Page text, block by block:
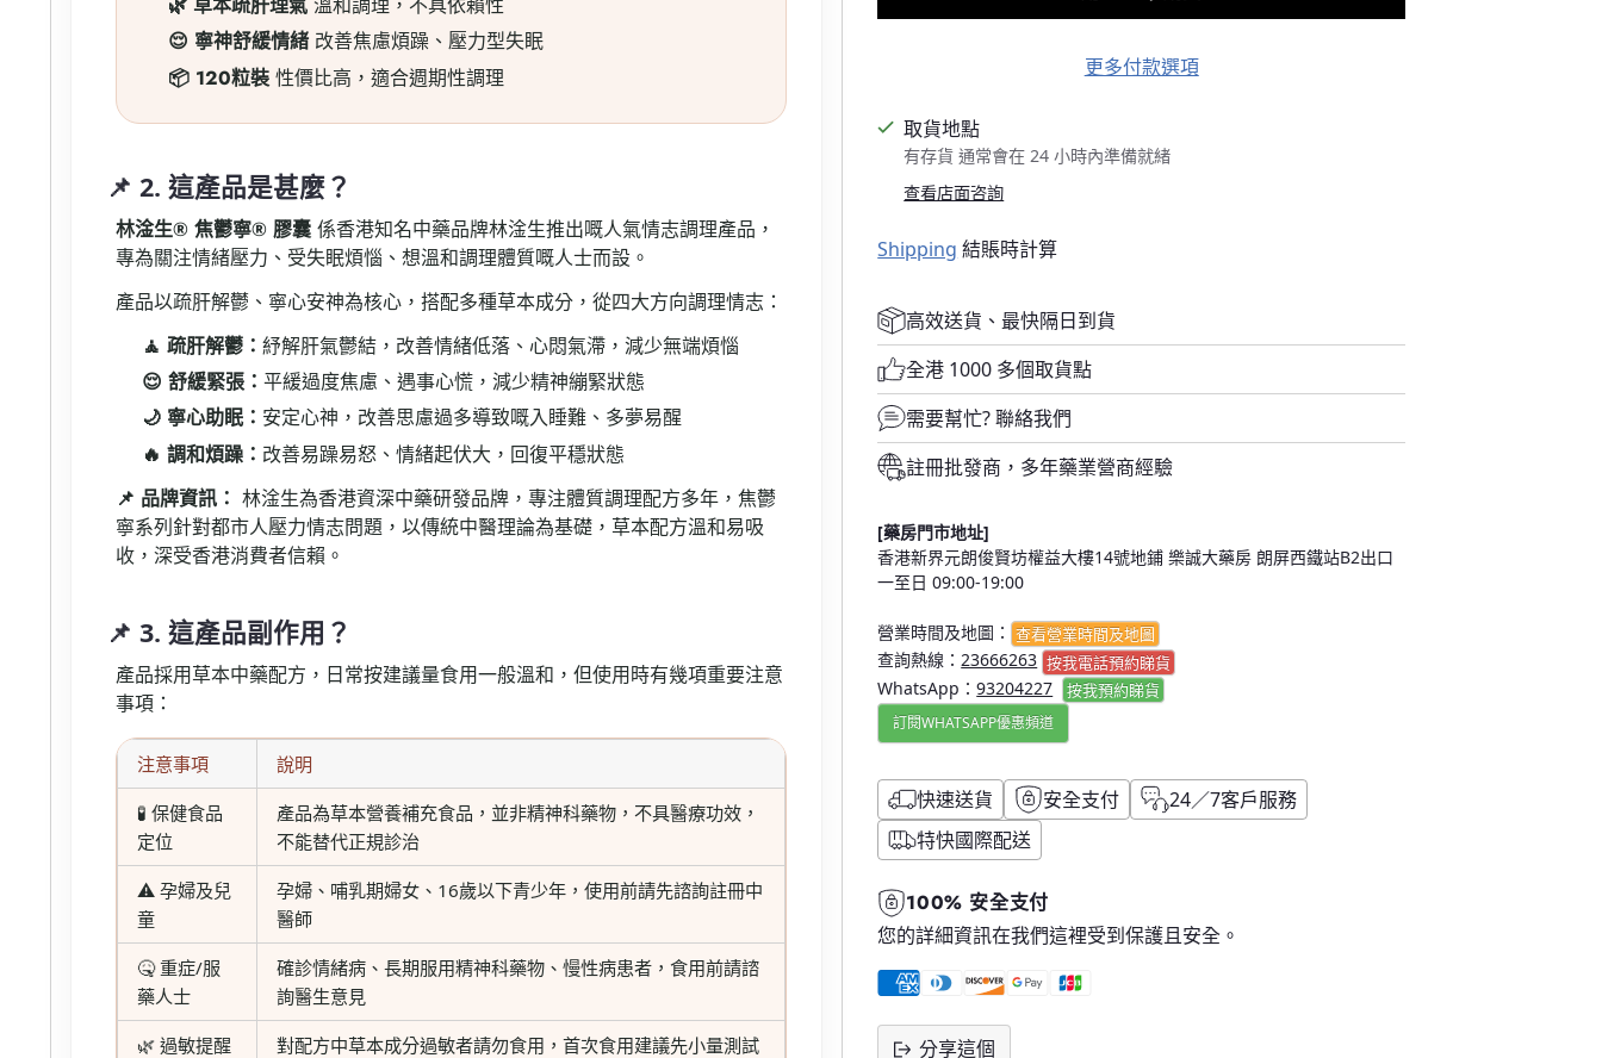
😌 寧神舒緩情緒改善焦慮煩躁、壓力型失眠
📦 120粒裝性價比高，適合週期性調理
📌 2. 這產品是甚麼？
林淦生® 焦鬱寧® 膠囊係香港知名中藥品牌林淦生推出嘅人氣情志調理產品，
專為關注情緒壓力、受失眠煩惱、想溫和調理體質嘅人士而設。
產品以疏肝解鬱、寧心安神為核心，搭配多種草本成分，從四大方向調理情志：
🧘 疏肝解鬱：紓解肝氣鬱結，改善情緒低落、心悶氣滯，減少無端煩惱
😌 舒緩緊張：平緩過度焦慮、遇事心慌，減少精神繃緊狀態
🌙 寧心助眠： 安定心神，改善思慮過多導致嘅入睡難、多夢易醒
🔥 調和煩躁： 改善易躁易怒、情緒起伏大，回復平穩狀態
📌 品牌資訊： 林淦生為香港資深中藥研發品牌，專注體質調理配方多年，焦鬱
寧系列針對都市人壓力情志問題，以傳統中醫理論為基礎，草本配方溫和易吸
收，深受香港消費者信賴。
📌 3. 這產品副作用？
產品採用草本中藥配方，日常按建議量食用一般溫和，但使用時有幾項重要注意
事項：
注意事項 說明
🧪 保健食品
定位
產品為草本營養補充食品，並非精神科藥物，不具醫療功效，
不能替代正規診治
⚠️ 孕婦及兒
童
孕婦、哺乳期婦女、16歲以下青少年，使用前請先諮詢註冊中
醫師
🤒 重症/服
藥人士
確診情緒病、長期服用精神科藥物、慢性病患者，食用前請諮
詢醫生意見
🌿 過敏提醒 對配方中草本成分過敏者請勿食用，首次食用建議先小量測試
更多付款選項
取貨地點
有存貨 通常會在 24 小時內準備就緒
查看店面咨詢
Shipping 結賬時計算
高效送貨、最快隔日到貨
全港 1000 多個取貨點
需要幫忙?聯絡我們
註冊批發商，多年藥業營商經驗
[藥房門市地址]
香港新界元朗俊賢坊權益大樓14號地鋪 樂誠大藥房 朗屏西鐵站B2出口
一至日 09:00-19:00
營業時間及地圖： 查看營業時間及地圖
查詢熱線：23666263 按我電話預約睇貨
WhatsApp：93204227 按我預約睇貨
訂閱WHATSAPP優惠頻道
快速送貨 安全支付
24／7客戶服務
特快國際配送
100% 安全支付
您的詳細資訊在我們這裡受到保護且安全。
分享這個